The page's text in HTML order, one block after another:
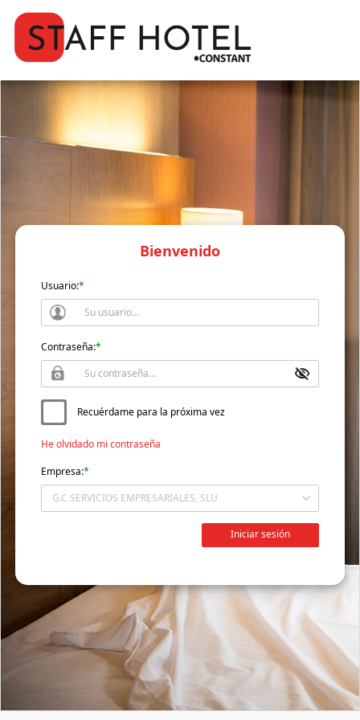
Bienvenido
Usuario:*
Contraseña:*
Recuérdame para la próxima vez
He olvidado mi contraseña
Empresa:*
Iniciar sesión